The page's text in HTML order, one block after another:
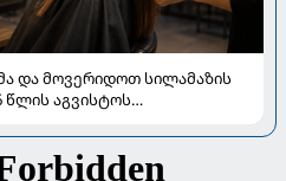
და მოვერიდოთ სილამაზის
წლის აგვისტოს